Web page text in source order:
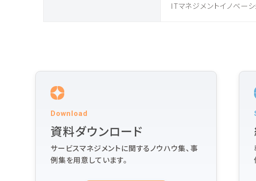
ITマネジメントイノベー
Download
資料ダウンロード
サービスマネジメントに関するノウハウ集、事
例集を用意しています。